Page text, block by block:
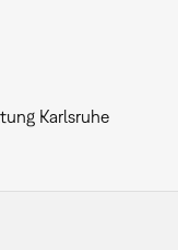
Karlsruhe